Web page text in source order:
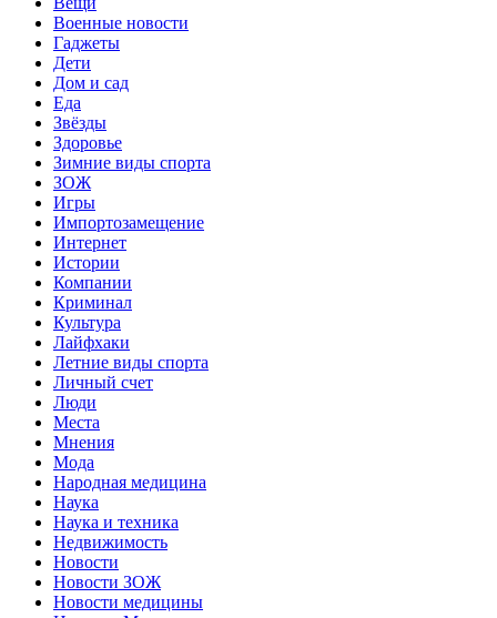
Военные новости
Гаджеты
Дети
Дом и сад
Еда
Звёзды
Здоровье
Зимние виды спорта
ЗОЖ
Игры
Импортозамещение
Интернет
Истории
Компании
Криминал
Культура
Лайфхаки
Летние виды спорта
Личный счет
Люди
Места
Мнения
Мода
Народная медицина
Наука
Наука и техника
Недвижимость
Новости
Новости ЗОЖ
Новости медицины